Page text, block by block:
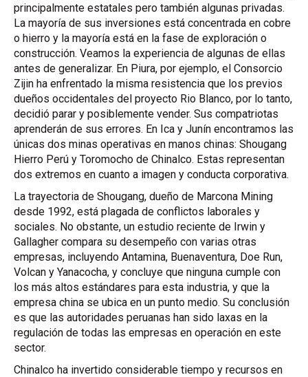
principalmente estatales pero también algunas privadas.
La mayoría de sus inversiones está concentrada en cobre
o hierro y la mayoría está en la fase de exploración o
construcción. Veamos la experiencia de algunas de ellas
antes de generalizar. En Piura, por ejemplo, el Consorcio
Zijin ha enfrentado la misma resistencia que los previos
dueños occidentales del proyecto Rio Blanco, por lo tanto,
decidió parar y posiblemente vender. Sus compatriotas
aprenderán de sus errores. En Ica y Junín encontramos las
únicas dos minas operativas en manos chinas: Shougang
Hierro Perú y Toromocho de Chinalco. Estas representan
dos extremos en cuanto a imagen y conducta corporativa.
La trayectoria de Shougang, dueño de Marcona Mining
desde 1992, está plagada de conflictos laborales y
sociales. No obstante, un estudio reciente de Irwin y
Gallagher compara su desempeño con varias otras
empresas, incluyendo Antamina, Buenaventura, Doe Run,
Volcan y Yanacocha, y concluye que ninguna cumple con
los más altos estándares para esta industria, y que la
empresa china se ubica en un punto medio. Su conclusión
es que las autoridades peruanas han sido laxas en la
regulación de todas las empresas en operación en este
sector.
Chinalco ha invertido considerable tiempo y recursos en